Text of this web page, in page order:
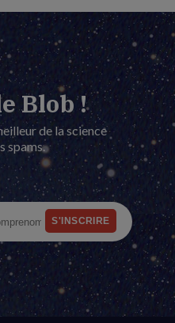
Blob !
de la science
spams.